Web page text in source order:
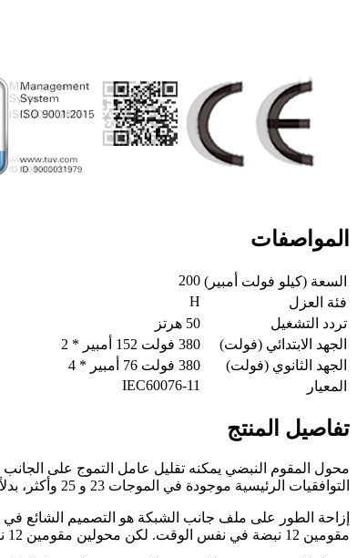
المواصفات
السعة (كيلو فولت أمبير) 200
فئة العزل
H
تردد التشغيل
50 هرتز
الجهد الابتدائي (فولت)
380 فولت 152 أمبير * 2
الجهد الثانوي (فولت)
380 فولت 76 أمبير * 4
المعيار
IEC60076-11
تفاصيل المنتج
محول المقوم النبضي يمكنه تقليل عامل التموج على الجانب
التوافقيات الرئيسية موجودة في الموجات 23 و 25 وأكثر، بدلاً من الموجات 5 و 7 السابقة. هذا التصميم سيحسن بشكل كبير تأثير توافقيات الجانب الثانوي على جانب الشبكة.
مقومين 12 نبضة في نفس الوقت. لكن محولين مقومين 12 نبضة سيشغلان مساحة أكبر، ويزيدان التكلفة أكثر، وهكذا.